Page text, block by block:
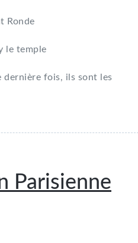
Ronde
le temple
dernière fois, ils sont les
Parisienne